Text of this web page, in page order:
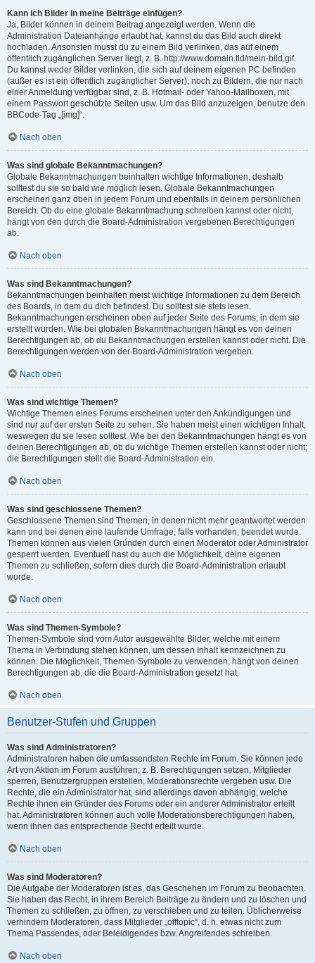
Kann ich Bilder in meine Beiträge einfügen?
Ja, Bilder können in deinem Beitrag angezeigt werden. Wenn die
Administration Dateianhänge erlaubt hat, kannst du das Bild auch direkt
hochladen. Ansonsten musst du zu einem Bild verlinken, das auf einem
öffentlich zugänglichen Server liegt, z. B. http://www.domain.tld/mein-bild.gif.
Du kannst weder Bilder verlinken, die sich auf deinem eigenen PC befinden
(außer es ist ein öffentlich zugänglicher Server), noch zu Bildern, die nur nach
einer Anmeldung verfügbar sind, z. B. Hotmail- oder Yahoo-Mailboxen, mit
einem Passwort geschützte Seiten usw. Um das Bild anzuzeigen, benutze den
BBCode-Tag „[img]“.
Nach oben
Was sind globale Bekanntmachungen?
Globale Bekanntmachungen beinhalten wichtige Informationen, deshalb
solltest du sie so bald wie möglich lesen. Globale Bekanntmachungen
erscheinen ganz oben in jedem Forum und ebenfalls in deinem persönlichen
Bereich. Ob du eine globale Bekanntmachung schreiben kannst oder nicht,
hängt von den durch die Board-Administration vergebenen Berechtigungen
ab.
Nach oben
Was sind Bekanntmachungen?
Bekanntmachungen beinhalten meist wichtige Informationen zu dem Bereich
des Boards, in dem du dich befindest. Du solltest sie stets lesen.
Bekanntmachungen erscheinen oben auf jeder Seite des Forums, in dem sie
erstellt wurden. Wie bei globalen Bekanntmachungen hängt es von deinen
Berechtigungen ab, ob du Bekanntmachungen erstellen kannst oder nicht. Die
Berechtigungen werden von der Board-Administration vergeben.
Nach oben
Was sind wichtige Themen?
Wichtige Themen eines Forums erscheinen unter den Ankündigungen und
sind nur auf der ersten Seite zu sehen. Sie haben meist einen wichtigen Inhalt,
weswegen du sie lesen solltest. Wie bei den Bekanntmachungen hängt es von
deinen Berechtigungen ab, ob du wichtige Themen erstellen kannst oder nicht;
die Berechtigungen stellt die Board-Administration ein.
Nach oben
Was sind geschlossene Themen?
Geschlossene Themen sind Themen, in denen nicht mehr geantwortet werden
kann und bei denen eine laufende Umfrage, falls vorhanden, beendet wurde.
Themen können aus vielen Gründen durch einen Moderator oder Administrator
gesperrt werden. Eventuell hast du auch die Möglichkeit, deine eigenen
Themen zu schließen, sofern dies durch die Board-Administration erlaubt
wurde.
Nach oben
Was sind Themen-Symbole?
Themen-Symbole sind vom Autor ausgewählte Bilder, welche mit einem
Thema in Verbindung stehen können, um dessen Inhalt kennzeichnen zu
können. Die Möglichkeit, Themen-Symbole zu verwenden, hängt von deinen
Berechtigungen ab, die die Board-Administration gesetzt hat.
Nach oben
Benutzer-Stufen und Gruppen
Was sind Administratoren?
Administratoren haben die umfassendsten Rechte im Forum. Sie können jede
Art von Aktion im Forum ausführen; z. B. Berechtigungen setzen, Mitglieder
sperren, Benutzergruppen erstellen, Moderationsrechte vergeben usw. Die
Rechte, die ein Administrator hat, sind allerdings davon abhängig, welche
Rechte ihnen ein Gründer des Forums oder ein anderer Administrator erteilt
hat. Administratoren können auch volle Moderationsberechtigungen haben,
wenn ihnen das entsprechende Recht erteilt wurde.
Nach oben
Was sind Moderatoren?
Die Aufgabe der Moderatoren ist es, das Geschehen im Forum zu beobachten.
Sie haben das Recht, in ihrem Bereich Beiträge zu ändern und zu löschen und
Themen zu schließen, zu öffnen, zu verschieben und zu teilen. Üblicherweise
verhindern Moderatoren, dass Mitglieder „offtopic“, d. h. etwas nicht zum
Thema Passendes, oder Beleidigendes bzw. Angreifendes schreiben.
Nach oben